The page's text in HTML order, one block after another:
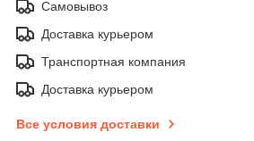
Самовывоз
Доставка курьером
Транспортная компания
Доставка курьером
Все условия доставки